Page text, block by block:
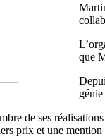
que
de ses
prix et une